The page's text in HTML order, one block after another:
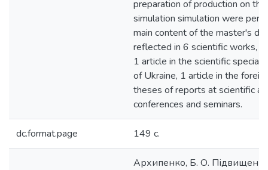
preparation of production on
simulation simulation were
main content of the master's
reflected in 6 scientific works,
1 article in the scientific
of Ukraine, 1 article in the
theses of reports at scientific
conferences and seminars.
dc.format.page 149 с.
Архипенко, Б. О.